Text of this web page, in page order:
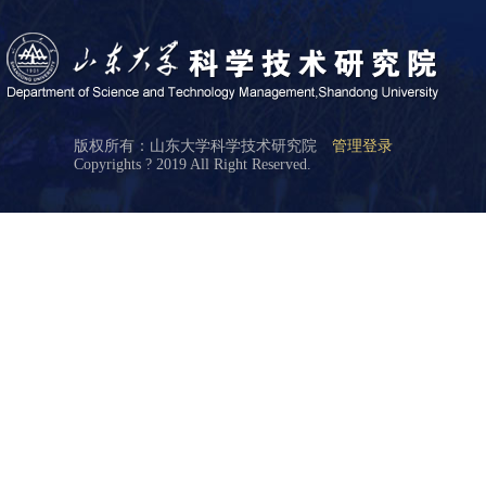
版权所有：山东大学科学技术研究院 管理登录
Copyrights ? 2019 All Right Reserved.